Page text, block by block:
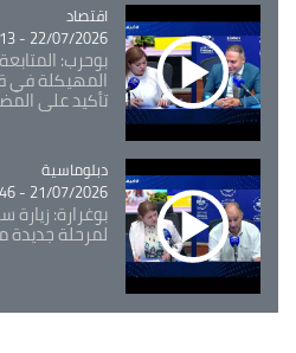
Catégorie
اقتصاد
22/07/2026 - 12:13
بوحرب: المتابعة
المهيكلة في
تأكيد على
Catégorie
دبلوماسية
21/07/2026 - 11:46
بوغرارة: زيارة
لمرحلة جديدة